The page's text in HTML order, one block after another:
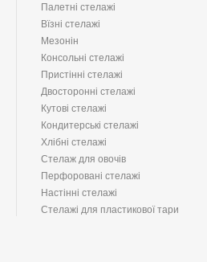
Палетні стелажі
Вїзні стелажі
Мезонін
Консольні стелажі
Пристінні стелажі
Двосторонні стелажі
Кутові стелажі
Кондитерські стелажі
Хлібні стелажі
Стелаж для овочів
Перфоровані стелажі
Настінні стелажі
Стелажі для пластикової тари